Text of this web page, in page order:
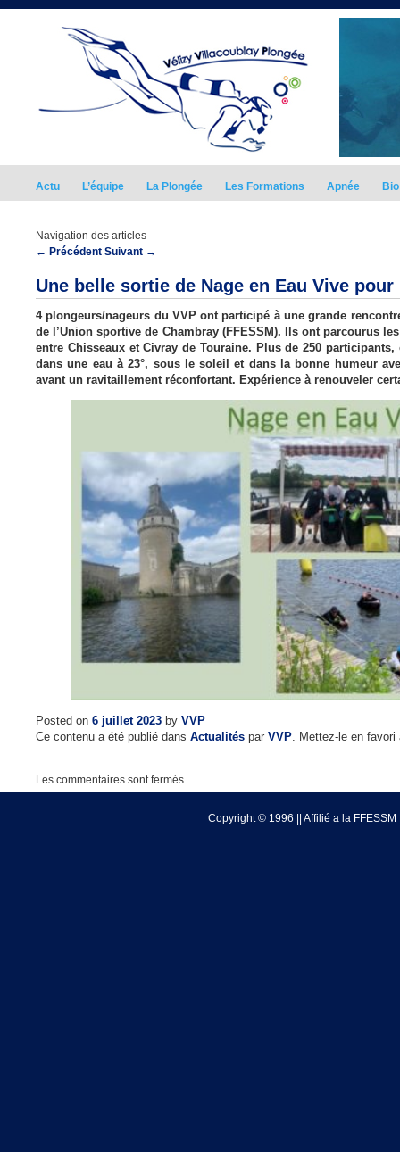
Actu L’équipe La Plongée Les Formations Apnée Bio
Navigation des articles
← Précédent Suivant →
Une belle sortie de Nage en Eau Vive pour
4 plongeurs/nageurs du VVP ont participé à une grande
de l’Union sportive de Chambray (FFESSM). Ils ont parcourus
entre Chisseaux et Civray de Touraine. Plus de 250
dans une eau à 23°, sous le soleil et dans la bonne humeur
avant un ravitaillement réconfortant. Expérience à renouveler
Posted on 6 juillet 2023 by VVP
Ce contenu a été publié dans Actualités par VVP . Mettez-le en
Les commentaires sont fermés.
Copyright © 1996 || Affilié a la